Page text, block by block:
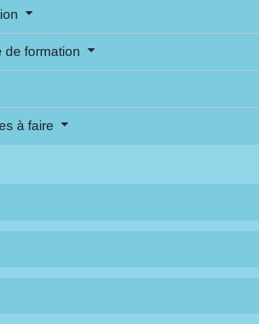
de formation
à faire